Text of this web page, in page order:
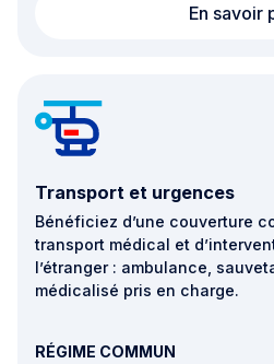
En savoir
Transport et urgences
Bénéficiez d’une couverture
transport médical et
l’étranger : ambulance,
médicalisé pris en charge.
RÉGIME COMMUN